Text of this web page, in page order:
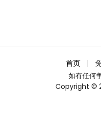
首页
如有任何
Copyright ©